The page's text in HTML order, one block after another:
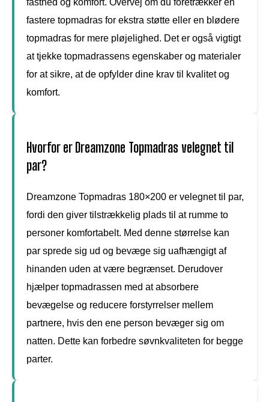
fastere topmadras for ekstra støtte eller en blødere
topmadras for mere pløjelighed. Det er også vigtigt
at tjekke topmadrassens egenskaber og materialer
for at sikre, at de opfylder dine krav til kvalitet og
komfort.
Hvorfor er Dreamzone Topmadras velegnet til
par?
Dreamzone Topmadras 180×200 er velegnet til par,
fordi den giver tilstrækkelig plads til at rumme to
personer komfortabelt. Med denne størrelse kan
par sprede sig ud og bevæge sig uafhængigt af
hinanden uden at være begrænset. Derudover
hjælper topmadrassen med at absorbere
bevægelse og reducere forstyrrelser mellem
partnere, hvis den ene person bevæger sig om
natten. Dette kan forbedre søvnkvaliteten for begge
parter.